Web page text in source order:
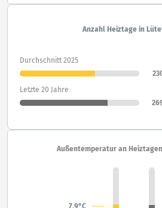
Anzahl Heiztage in
Durchschnitt 2025
Letzte 20 Jahre
Außentemperatur an
7,9°C